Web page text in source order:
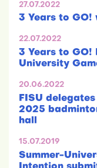
27.07.2022
3 Years to GO!
22.07.2022
3 Years to GO!
University
20.06.2022
FISU
2025
hall
15.07.2019
Summer-